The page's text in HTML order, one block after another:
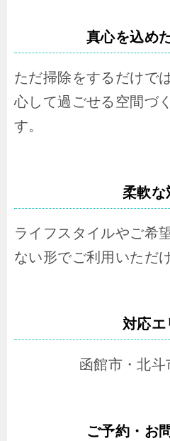
真心を込め
ただ掃除をするだけで
心して過ごせる空間づ
す。
柔軟な
ライフスタイルやご希
ない形でご利用いただ
対応エ
函館市・北
ご予約・お